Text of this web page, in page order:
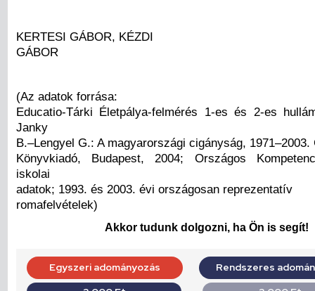
KERTESI GÁBOR, KÉZDI
GÁBOR
(Az adatok forrása:
Educatio-Tárki Életpálya-felmérés 1-es és 2-es
Janky
B.–Lengyel G.: A magyarországi cigányság, 1971–2003.
Könyvkiadó, Budapest, 2004; Országos
iskolai
adatok; 1993. és 2003. évi országosan reprezentatív
romafelvételek)
Akkor tudunk dolgozni, ha Ön is segít!